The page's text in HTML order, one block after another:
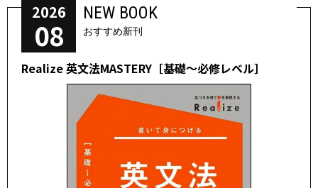
2026
08
NEW BOOK
おすすめ新刊
Realize 英文法MASTERY［基礎～必修レベル］